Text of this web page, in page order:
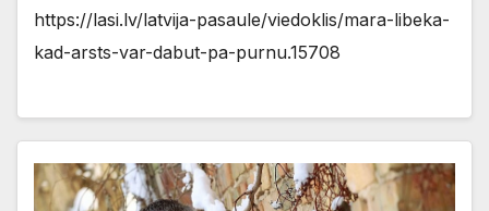
https://lasi.lv/latvija-pasaule/viedoklis/mara-libeka-
kad-arsts-var-dabut-pa-purnu.15708